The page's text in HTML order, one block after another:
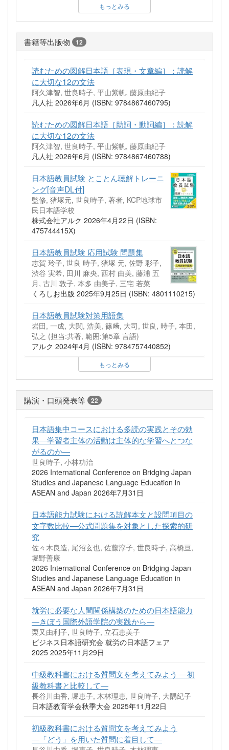
もっとみる
書籍等出版物 12
読むための図解日本語［表現・文章編］：読解
に大切な12の文法
阿久津智, 世良時子, 平山紫帆, 藤原由紀子
凡人社 2026年6月 (ISBN: 9784867460795)
読むための図解日本語［助詞・動詞編］：読解
に大切な12の文法
阿久津智, 世良時子, 平山紫帆, 藤原由紀子
凡人社 2026年6月 (ISBN: 9784867460788)
日本語教員試験 とことん聴解トレーニ
ング[音声DL付]
監修, 猪塚元, 世良時子, 著者, KCP地球市
民日本語学校
株式会社アルク 2026年4月22日 (ISBN:
475744415X)
日本語教員試験 応用試験 問題集
志賀 玲子, 世良 時子, 猪塚 元, 佐野 彩子,
渋谷 実希, 田川 麻央, 西村 由美, 藤浦 五
月, 古川 敦子, 本多 由美子, 三宅 若菜
くろしお出版 2025年9月25日 (ISBN: 4801110215)
日本語教員試験対策用語集
岩田, 一成, 大関, 浩美, 篠﨑, 大司, 世良, 時子, 本田,
弘之 (担当:共著, 範囲:第5章 言語)
アルク 2024年4月 (ISBN: 9784757440852)
もっとみる
講演・口頭発表等 22
日本語集中コースにおける多読の実践とその効
果―学習者主体の活動は主体的な学習へとつな
がるのか―
世良時子, 小林功治
2026 International Conference on Bridging Japan
Studies and Japanese Language Education in
ASEAN and Japan 2026年7月31日
日本語能力試験における読解本文と設問項目の
文字数比較―公式問題集を対象とした探索的研
究
佐々木良造, 尾沼玄也, 佐藤淳子, 世良時子, 高橋亘,
堀野善康
2026 International Conference on Bridging Japan
Studies and Japanese Language Education in
ASEAN and Japan 2026年7月31日
就労に必要な人間関係構築のための日本語能力
―きぼう国際外語学院の実践から―
栗又由利子, 世良時子, 立石恵美子
ビジネス日本語研究会 就労の日本語フェア
2025 2025年11月29日
中級教科書における質問文を考えてみよう ―初
級教科書と比較して―
長谷川由香, 堀恵子, 木林理恵, 世良時子, 大隅紀子
日本語教育学会秋季大会 2025年11月22日
初級教科書における質問文を考えてみよう
―「どう」を用いた質問に着目して―